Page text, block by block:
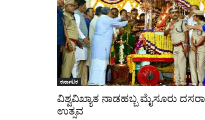
ಕರ್ನಾಟಕ
ವಿಶ್ವವಿಖ್ಯಾತ ನಾಡಹಬ್ಬ ಮೈಸೂರು ದಸರಾ
ಉತ್ಸವ